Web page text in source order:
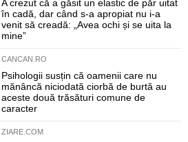
A crezut că a găsit un elastic de păr uitat
în cadă, dar când s-a apropiat nu i-a
venit să creadă: „Avea ochi și se uita la
mine”
CANCAN.RO
Psihologii susțin că oamenii care nu
mănâncă niciodată ciorbă de burtă au
aceste două trăsături comune de
caracter
ZIARE.COM